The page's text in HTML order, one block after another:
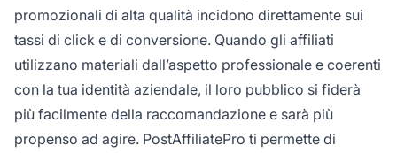
promozionali di alta qualità incidono direttamente sui
tassi di click e di conversione. Quando gli affiliati
utilizzano materiali dall’aspetto professionale e coerenti
con la tua identità aziendale, il loro pubblico si fiderà
più facilmente della raccomandazione e sarà più
propenso ad agire. PostAffiliatePro ti permette di